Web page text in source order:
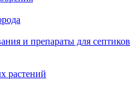
и препараты для септиков
растений